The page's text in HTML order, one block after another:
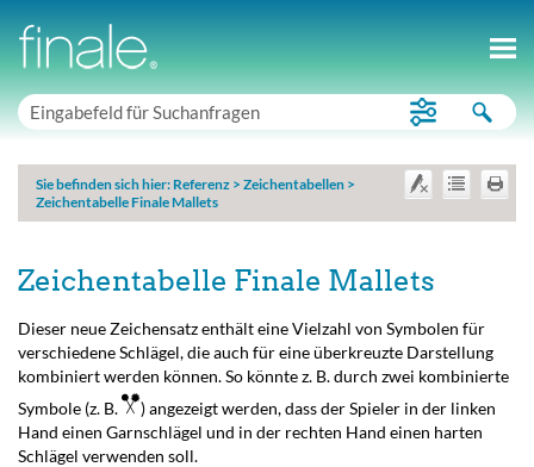
Sie befinden sich hier: Referenz > Zeichentabellen >
Zeichentabelle Finale Mallets
Zeichentabelle Finale Mallets
Dieser neue Zeichensatz enthält eine Vielzahl von Symbolen für
verschiedene Schlägel, die auch für eine überkreuzte Darstellung
kombiniert werden können. So könnte z. B. durch zwei kombinierte
Symbole (z. B.
) angezeigt werden, dass der Spieler in der linken
Hand einen Garnschlägel und in der rechten Hand einen harten
Schlägel verwenden soll.